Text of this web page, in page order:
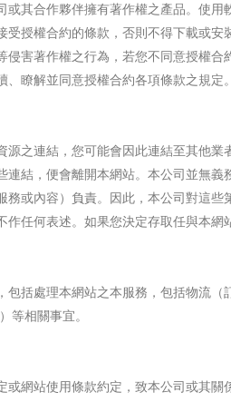
其合作夥伴擁有著作權之產品。使
受授權合約的條款，否則不得下載或
侵害著作權之行為，若您不同意授權
瞭解並同意授權合約各項條款之規定。
源之連結，您可能會因此連結至其他
連結，便會離開本網站。本公司並無
務或內容）負責。因此，本公司對這
任何表述。如果您決定存取任與本網
包括處理本網站之本服務，包括物流
等相關事宜。
網站使用條款約定，致本公司或其